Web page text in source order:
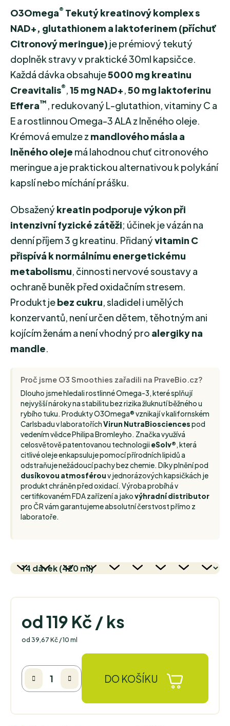
O3Omega® Tekutý kreatinový komplex s
NAD+, glutathionem a laktoferinem (příchuť
Citronový meringue) je prémiový tekutý
doplněk stravy v praktické 30ml kapsičce.
Každá dávka obsahuje5000 mg kreatinu
Creavitalis®,15 mg NAD+,50 mg laktoferinu
Effera™ , redukovaný L-glutathion, vitaminy C a
E a rostlinnou Omega-3 ALA z lněného oleje.
Krémová emulze z mandlového másla a
lněného oleje má lahodnou chuť citronového
meringue a je praktickou alternativou k polykání
kapslí nebo míchání prášku.
Obsaženýkreatin podporuje výkon při
intenzivní fyzické zátěži; účinek je vázán na
denní příjem 3 g kreatinu. Přidanývitamin C
přispívá k normálnímu energetickému
metabolismu, činnosti nervové soustavy a
ochraně buněk před oxidačním stresem.
Produkt jebez cukru, sladidel i umělých
konzervantů, není určen dětem, těhotným ani
kojícím ženám a není vhodný pro alergiky na
mandle.
Proč jsme O3 Smoothies zařadili na PraveBio.cz?
Dlouho jsme hledali rostlinné Omega-3, které splňují
nejvyšší nároky na stabilitu bez rizika žluknutí běžného u
rybího tuku. Produkty O3Omega® vznikají v kalifornském
Carlsbadu v laboratoříchVirun NutraBiosciencespod
vedením vědce Philipa Bromleyho. Značka využívá
celosvětově patentovanou technologii eSolv®, která
citlivé oleje enkapsuluje pomocí přírodních lipidů a
odstraňuje nežádoucí pachy bez chemie. Díky plnění pod
dusíkovou atmosférouv jednorázových kapsičkách je
produkt chráněn před oxidací. Výroba probíhá v
certifikovaném FDA zařízení a jakovýhradní distributor
pro ČR vám garantujeme absolutní čerstvost přímo z
laboratoře.
od119 Kč / ks
Měrná cena:
od 39,67 Kč / 10 ml
DO KOŠÍKU